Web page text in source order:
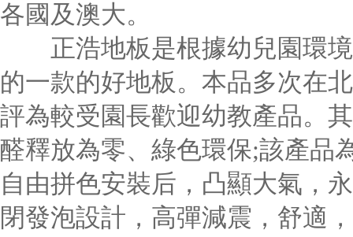
各國及澳大。
正浩地板是根據幼兒園環境
的一款的好地板。本品多次在
評為較受園長歡迎幼教產品。
醛釋放為零、綠色環保;該產品
自由拼色安裝后，凸顯大氣，
閉發泡設計，高彈減震，舒適